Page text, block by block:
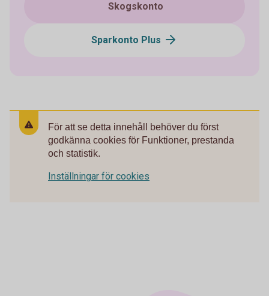
Skogskonto
Sparkonto Plus
För att se detta innehåll behöver du först
godkänna cookies för Funktioner, prestanda
och statistik.
Inställningar för cookies